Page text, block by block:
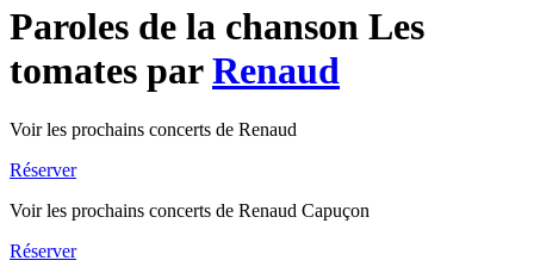
Paroles de la chanson Les
tomates parRenaud
Voir les prochains concerts de Renaud
Réserver
Voir les prochains concerts de Renaud Capuçon
Réserver